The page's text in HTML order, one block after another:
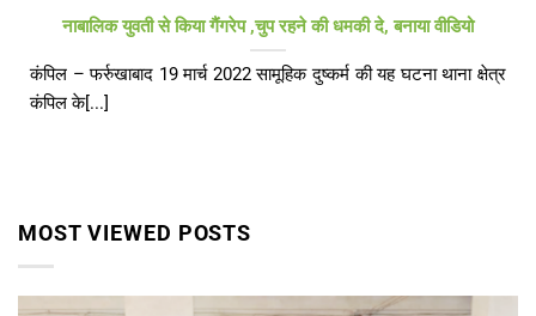
नाबालिक युवती से किया गैंगरेप ,चुप रहने की धमकी दे, बनाया वीडियो
कंपिल – फर्रुखाबाद 19 मार्च 2022 सामूहिक दुष्कर्म की यह घटना थाना क्षेत्र
कंपिल के[...]
MOST VIEWED POSTS